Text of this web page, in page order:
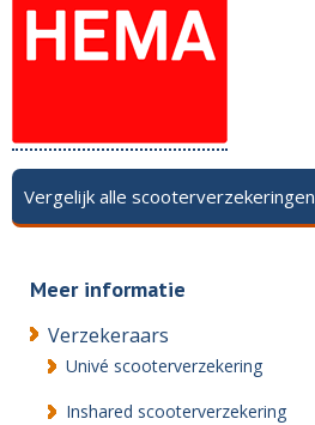
Vergelijk alle scooterverzekeringen
Meer informatie
Verzekeraars
Univé scooterverzekering
Inshared scooterverzekering